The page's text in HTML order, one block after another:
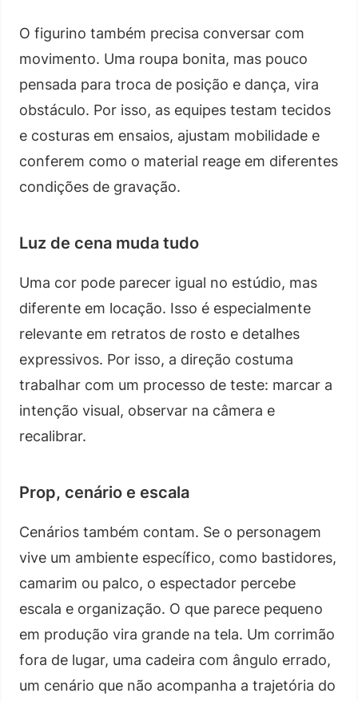
O figurino também precisa conversar com
movimento. Uma roupa bonita, mas pouco
pensada para troca de posição e dança, vira
obstáculo. Por isso, as equipes testam tecidos
e costuras em ensaios, ajustam mobilidade e
conferem como o material reage em diferentes
condições de gravação.
Luz de cena muda tudo
Uma cor pode parecer igual no estúdio, mas
diferente em locação. Isso é especialmente
relevante em retratos de rosto e detalhes
expressivos. Por isso, a direção costuma
trabalhar com um processo de teste: marcar a
intenção visual, observar na câmera e
recalibrar.
Prop, cenário e escala
Cenários também contam. Se o personagem
vive um ambiente específico, como bastidores,
camarim ou palco, o espectador percebe
escala e organização. O que parece pequeno
em produção vira grande na tela. Um corrimão
fora de lugar, uma cadeira com ângulo errado,
um cenário que não acompanha a trajetória do